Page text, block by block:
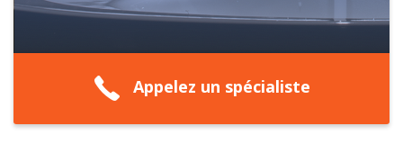
Appelez un spécialiste